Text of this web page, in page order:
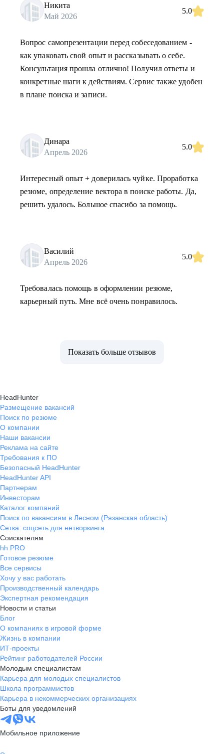
Никита
Май 2026
5.0
Вопрос самопрезентации перед собеседованием -
как упаковать свой опыт и рассказывать о себе.
Консультация прошла отлично! Получил ответы и
конкретные шаги к действиям. Сервис также удобен
в плане поиска и записи.
Динара
Апрель 2026
5.0
Интересный опыт + доверилась чуйке. Проработка
резюме, определение вектора в поиске работы. Да,
решить удалось. Большое спасибо за помощь.
Василий
Апрель 2026
5.0
Требовалась помощь в оформлении резюме,
карьерный путь. Мне всё очень понравилось.
Показать больше отзывов
HeadHunter
Размещение вакансий
Поиск по резюме
О компании
Наши вакансии
Реклама на сайте
Требования к ПО
Безопасный HeadHunter
HeadHunter API
Партнерам
Инвесторам
Каталог компаний
Поиск по вакансиям в Лесном (Рязанская область)
Сетка: соцсеть для нетворкинга
Соискателям
hh PRO
Готовое резюме
Все сервисы
Хочу у вас работать
Производственный календарь
Экспертная рекомендация
Новости и статьи
Блог
О компаниях в игровой форме
Жизнь в компании
ИТ-проекты
Рейтинг работодателей России
Молодым специалистам
Карьера для молодых специалистов
Школа программистов
Карьера в некоммерческих организациях
Боты для уведомлений
Мобильное приложение